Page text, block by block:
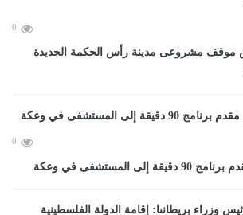
0
موقف مشروعى مدينة رأس الحكمة الجديدة
0
المستشفى في وعكة